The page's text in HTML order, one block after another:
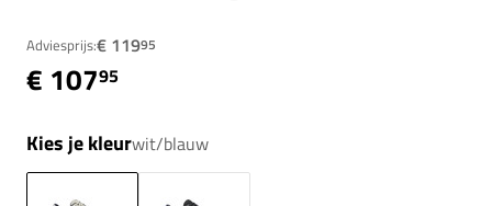
Adviesprijs:€ 11995
€ 10795
Kies je kleurwit/blauw